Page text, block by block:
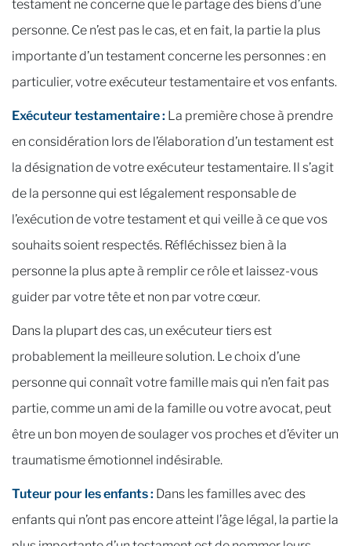
testament ne concerne que le partage des biens d’une
personne. Ce n’est pas le cas, et en fait, la partie la plus
importante d’un testament concerne les personnes : en
particulier, votre exécuteur testamentaire et vos enfants.
Exécuteur testamentaire : La première chose à prendre
en considération lors de l’élaboration d’un testament est
la désignation de votre exécuteur testamentaire. Il s’agit
de la personne qui est légalement responsable de
l’exécution de votre testament et qui veille à ce que vos
souhaits soient respectés. Réfléchissez bien à la
personne la plus apte à remplir ce rôle et laissez-vous
guider par votre tête et non par votre cœur.
Dans la plupart des cas, un exécuteur tiers est
probablement la meilleure solution. Le choix d’une
personne qui connaît votre famille mais qui n’en fait pas
partie, comme un ami de la famille ou votre avocat, peut
être un bon moyen de soulager vos proches et d’éviter un
traumatisme émotionnel indésirable.
Tuteur pour les enfants : Dans les familles avec des
enfants qui n’ont pas encore atteint l’âge légal, la partie la